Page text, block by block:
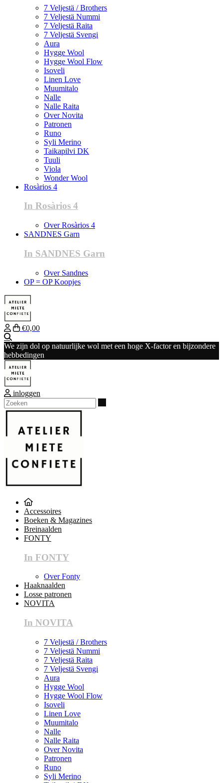
7 Veljestä / Brothers
7 Veljestä Nummi
7 Veljestä Raita
7 Veljestä Svengi
Aura
Hygge Wool
Hygge Wool Flow
Isoveli
Linen Love
Muumitalo
Nalle
Nalle Raita
Over Novita
Patronen
Runo
Syli Merino
Taikapilvi DK
Tuuli
Viola
Wonder Wool
Rosàrios 4
In Rosàrios 4
Over Rosàrios 4
SANDNES Garn
In SANDNES Garn
Over Sandnes
OP = OP Koopjes
€0,00
We zijn dol op natuurlijke wol met een hoge X-factor en bijzondere
hebbedingen
inloggen
Accessoires
Boeken & Magazines
Breinaalden
FONTY
In FONTY
Over Fonty
Haaknaalden
Losse patronen
NOVITA
In NOVITA
7 Veljestä / Brothers
7 Veljestä Nummi
7 Veljestä Raita
7 Veljestä Svengi
Aura
Hygge Wool
Hygge Wool Flow
Isoveli
Linen Love
Muumitalo
Nalle
Nalle Raita
Over Novita
Patronen
Runo
Syli Merino